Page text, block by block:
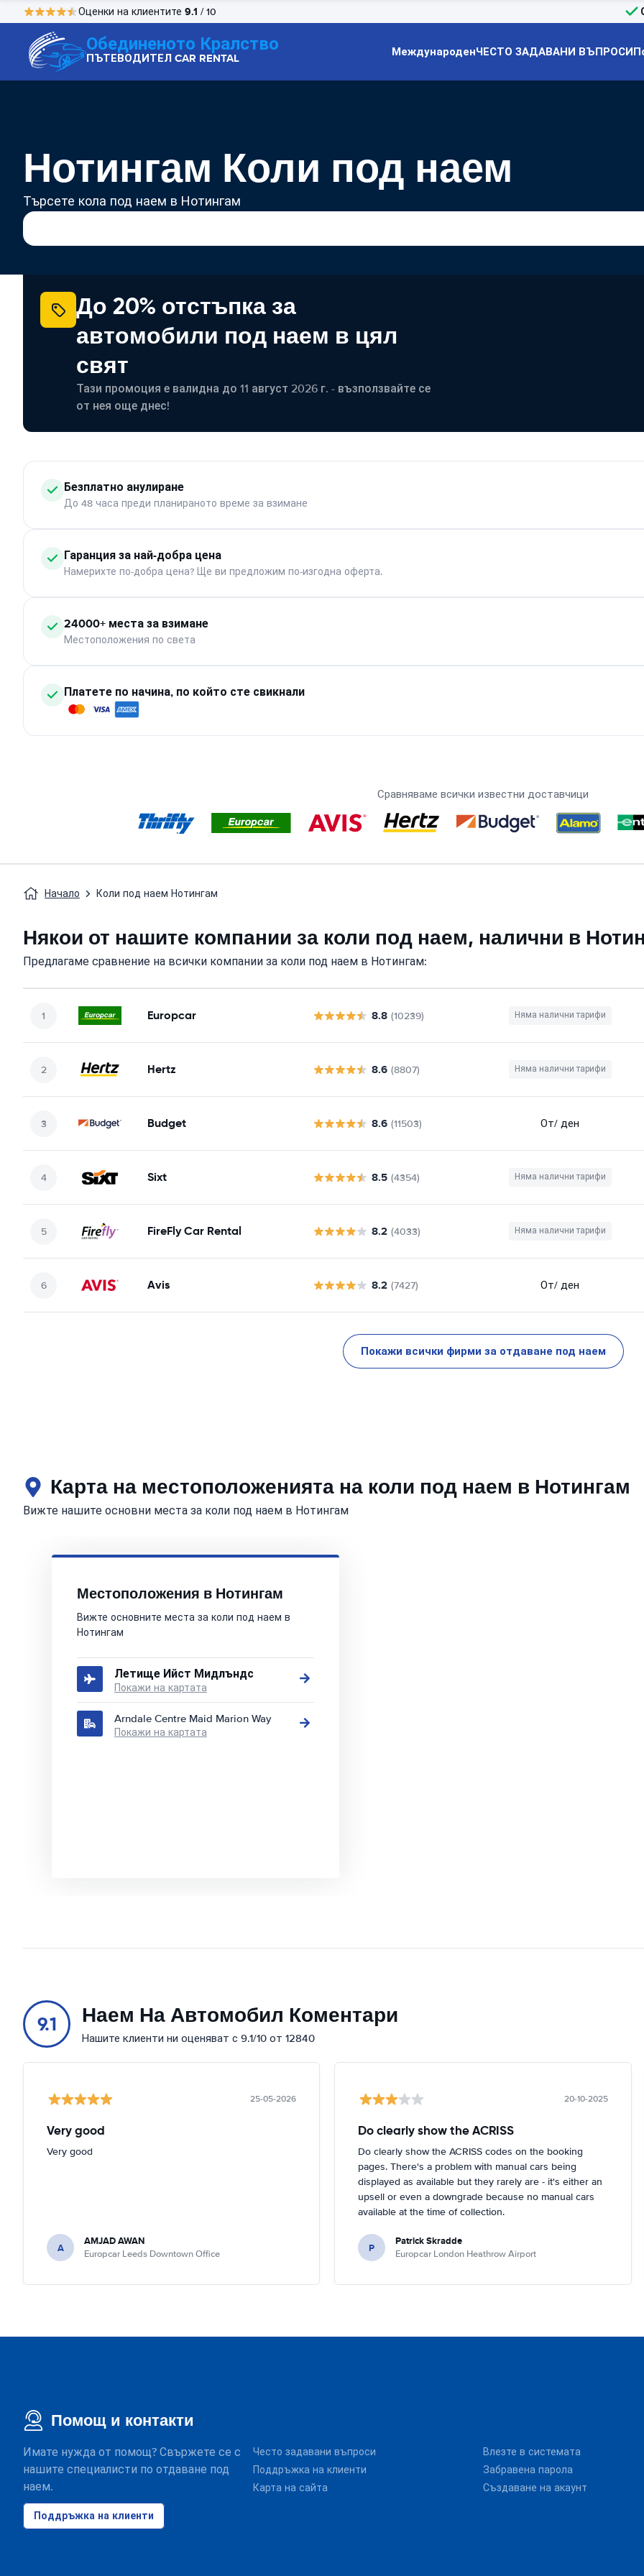
Оценки на клиентите 9.1 / 10
Обединеното Кралство
ПЪТЕВОДИТЕЛ CAR RENTAL МеждународенЧЕСТО ЗАДАВАНИ ВЪПРОСИ
Нотингам Коли под наем
Търсете кола под наем в Нотингам
До 20% отстъпка за
автомобили под наем в цял
свят
Тази промоция е валидна до 11 август 2026 г. - възползвайте се
от нея още днес!
Безплатно анулиране
До 48 часа преди планираното време за взимане
Гаранция за най-добра цена
Намерихте по-добра цена? Ще ви предложим по-изгодна оферта.
24000+ места за взимане
Местоположения по света
Платете по начина, по който сте свикнали
Сравняваме всички известни доставчици
Начало Коли под наем Нотингам
Някои от нашите компании за коли под наем, налични в
Предлагаме сравнение на всички компании за коли под наем в Нотингам:
Europcar 8.8 (10239) Няма налични тарифи
Hertz 8.6 (8807) Няма налични тарифи
Budget 8.6 (11503) От/ ден
Sixt 8.5 (4354) Няма налични тарифи
FireFly Car Rental 8.2 (4033) Няма налични тарифи
Avis 8.2 (7427) От/ ден
Покажи всички фирми за отдаване под наем
Карта на местоположенията на коли под наем в Нотингам
Вижте нашите основни места за коли под наем в Нотингам
Местоположения в Нотингам
Вижте основните места за коли под наем в
Нотингам
Летище Ийст Мидлъндс
Покажи на картата
Arndale Centre Maid Marion Way
Покажи на картата
9.1 Наем На Автомобил Коментари
Нашите клиенти ни оценяват с 9.1/10 от 12840
25-05-2026
Very good
Very good
A AMJAD AWAN
Europcar Leeds Downtown Office
20-10-2025
Do clearly show the ACRISS
Do clearly show the ACRISS codes on the booking
pages. There's a problem with manual cars being
displayed as available but they rarely are - it's either an
upsell or even a downgrade because no manual cars
available at the time of collection.
P Patrick Skradde
Europcar London Heathrow Airport
Помощ и контакти
Имате нужда от помощ? Свържете се с
нашите специалисти по отдаване под
наем.
Поддръжка на клиенти
Често задавани въпроси
Поддръжка на клиенти
Карта на сайта
Влезте в системата
Забравена парола
Създаване на акаунт